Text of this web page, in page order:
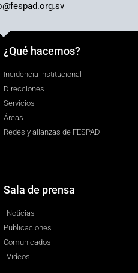
¿Qué hacemos?
Incidencia institucional
Direcciones
Servicios
Áreas
Redes y alianzas de FESPAD
Sala de prensa
Noticias
Publicaciones
Comunicados
Videos